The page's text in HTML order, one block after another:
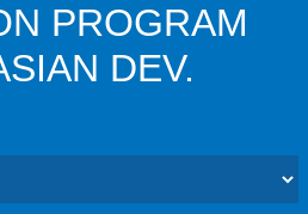
PROGRAM
DEV.